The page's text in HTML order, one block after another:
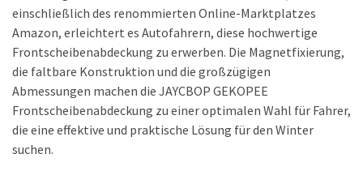
einschließlich des renommierten Online-Marktplatzes
Amazon, erleichtert es Autofahrern, diese hochwertige
Frontscheibenabdeckung zu erwerben. Die Magnetfixierung,
die faltbare Konstruktion und die großzügigen
Abmessungen machen die JAYCBOP GEKOPEE
Frontscheibenabdeckung zu einer optimalen Wahl für Fahrer,
die eine effektive und praktische Lösung für den Winter
suchen.